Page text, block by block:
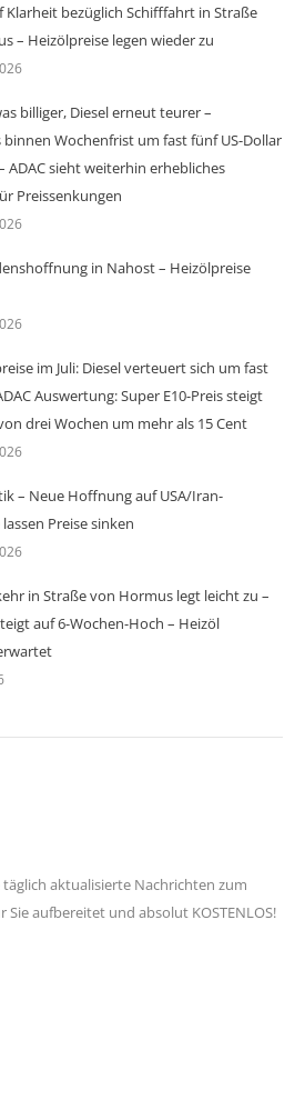
Klarheit bezüglich Schifffahrt in Straße
– Heizölpreise legen wieder zu
billiger, Diesel erneut teurer –
binnen Wochenfrist um fast fünf US-Dollar
ADAC sieht weiterhin erhebliches
Preissenkungen
in Nahost – Heizölpreise
im Juli: Diesel verteuert sich um fast
Auswertung: Super E10-Preis steigt
drei Wochen um mehr als 15 Cent
– Neue Hoffnung auf USA/Iran-
Preise sinken
in Straße von Hormus legt leicht zu –
auf 6-Wochen-Hoch – Heizöl
aktualisierte Nachrichten zum
Sie aufbereitet und absolut KOSTENLOS!